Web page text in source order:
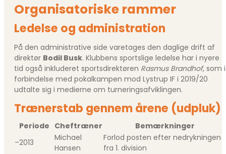
Organisatoriske rammer
Ledelse og administration
På den administrative side varetages den daglige drift af
direktør Bodil Busk. Klubbens sportslige ledelse har i nyere
tid også inkluderet sportsdirektøren Rasmus Brandhof, som i
forbindelse med pokalkampen mod Lystrup IF i 2019/20
udtalte sig i medierne om turneringsafviklingen.
Trænerstab gennem årene (udpluk)
Periode Cheftræner
Bemærkninger
–2013
Michael
Hansen
Forlod posten efter nedrykningen
fra 1. division